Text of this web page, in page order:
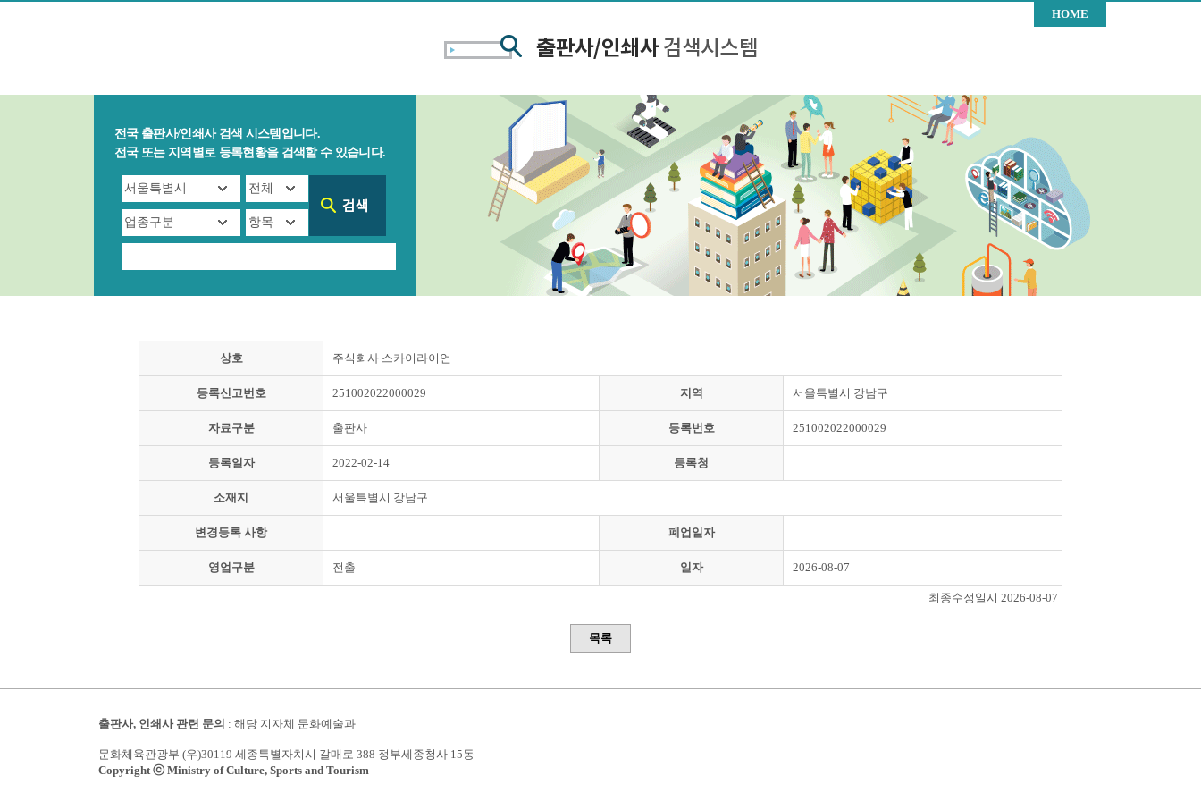
HOME
전국 출판사/인쇄사 검색 시스템입니다.
전국 또는 지역별로 등록현황을 검색할 수 있습니다.
상호 주식회사 스카이라이언
등록신고번호 251002022000029 지역 서울특별시 강남구
자료구분 출판사 등록번호 251002022000029
등록일자 2022-02-14 등록청
소재지 서울특별시 강남구
변경등록 사항 폐업일자
영업구분 전출 일자 2026-08-07
최종수정일시 2026-08-07
목록
출판사, 인쇄사 관련 문의 : 해당 지자체 문화예술과
문화체육관광부 (우)30119 세종특별자치시 갈매로 388 정부세종청사 15동
Copyright ⓒ Ministry of Culture, Sports and Tourism